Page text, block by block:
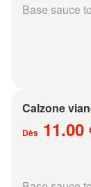
Base sauce
Calzone
Dès 11.00